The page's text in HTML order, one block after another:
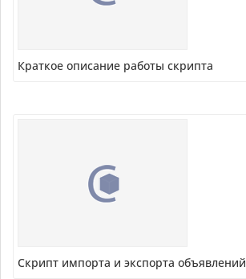
Краткое описание работы скрипта
Скрипт импорта и экспорта объявлений